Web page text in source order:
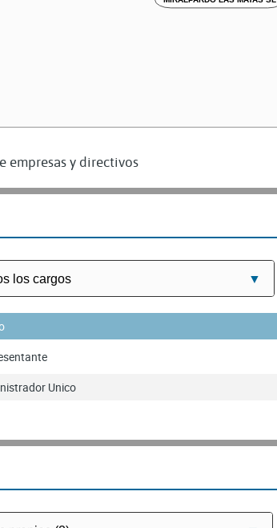
empresas y directivos
Unico